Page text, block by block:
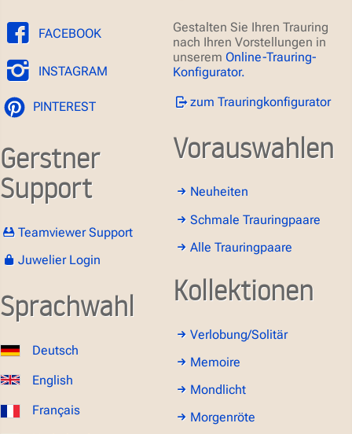
FACEBOOK
INSTAGRAM
PINTEREST
Gerstner
Support
Teamviewer Support
Juwelier Login
Sprachwahl
Deutsch
English
Français
Gestalten Sie Ihren Trauring
nach Ihren Vorstellungen in
unserem Online-Trauring-
Konfigurator.
zum Trauringkonfigurator
Vorauswahlen
Neuheiten
Schmale Trauringpaare
Alle Trauringpaare
Kollektionen
Verlobung/Solitär
Memoire
Mondlicht
Morgenröte